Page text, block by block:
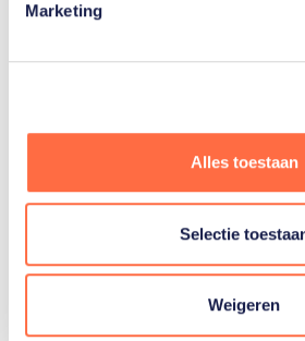
Marketing
Alles toestaan
Selectie
Weigeren